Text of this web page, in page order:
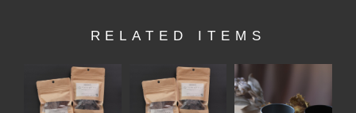
RELATED ITEMS